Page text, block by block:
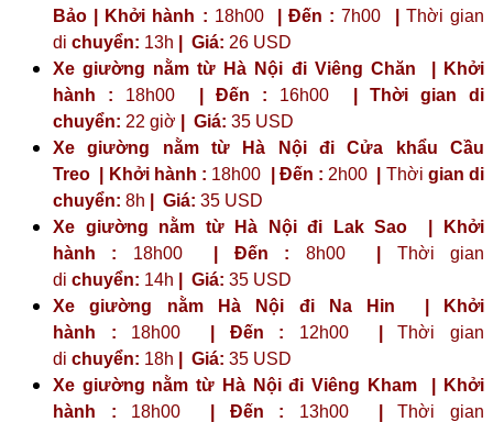
Bảo | Khởi hành : 18h00| Đến : 7h00
Thời gian
di chuyển: 13h Giá: 26 USD
Xe giường nằm từ Hà Nội đi Viêng Chăn | Khởi
hành : 18h00 | Đến : 16h00 | Thời gian di
chuyển: 22 giờ | Giá: 35 USD
Xe giường nằm từ Hà Nội đi Cửa khẩu Cầu
Treo | Khởi hành : 18h00 | Đến : 2h00 Thời gian di
chuyển: 8h Giá: 35 USD
Xe giường nằm từ Hà Nội đi Lak Sao | Khởi
hành : 18h00| Đến : 8h00| Thời gian
di chuyển: 14h Giá: 35 USD
Xe giường nằm Hà Nội đi Na Hin | Khởi
hành : 18h00 | Đến : 12h00|Thời gian
di chuyển: 18h Giá: 35 USD
Xe giường nằm từ Hà Nội đi Viêng Kham | Khởi
hành : 18h00 | Đến : 13h00|Thời gian